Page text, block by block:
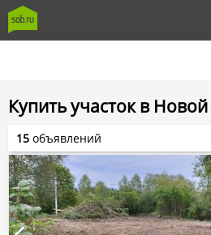
Купить участок в
15 объявлений